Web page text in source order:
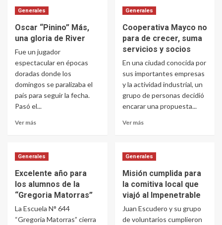
Generales
Oscar “Pinino” Más,
una gloria de River
Fue un jugador
espectacular en épocas
doradas donde los
domingos se paralizaba el
país para seguir la fecha.
Pasó el...
Ver más
Generales
Cooperativa Mayco no
para de crecer, suma
servicios y socios
En una ciudad conocida por
sus importantes empresas
y la actividad industrial, un
grupo de personas decidió
encarar una propuesta...
Ver más
Generales
Excelente año para
los alumnos de la
“Gregoria Matorras”
La Escuela N° 644
“Gregoria Matorras” cierra
Generales
Misión cumplida para
la comitiva local que
viajó al Impenetrable
Juan Escudero y su grupo
de voluntarios cumplieron